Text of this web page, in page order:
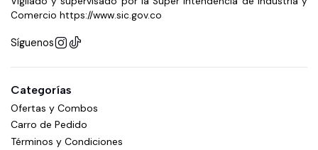
Comercio https://www.sic.gov.co
Síguenos
Categorías
Ofertas y Combos
Carro de Pedido
Términos y Condiciones